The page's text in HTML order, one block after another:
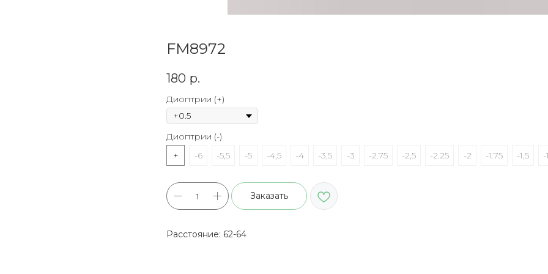
FM8972
180 р.
Диоптрии (+)
Диоптрии (-)
+
-6 -5,5 -5 -4,5 -4 -3,5 -3 -2.75 -2,5 -2.25 -2 -1.75 -1,5 -
Заказать
Расстояние: 62-64